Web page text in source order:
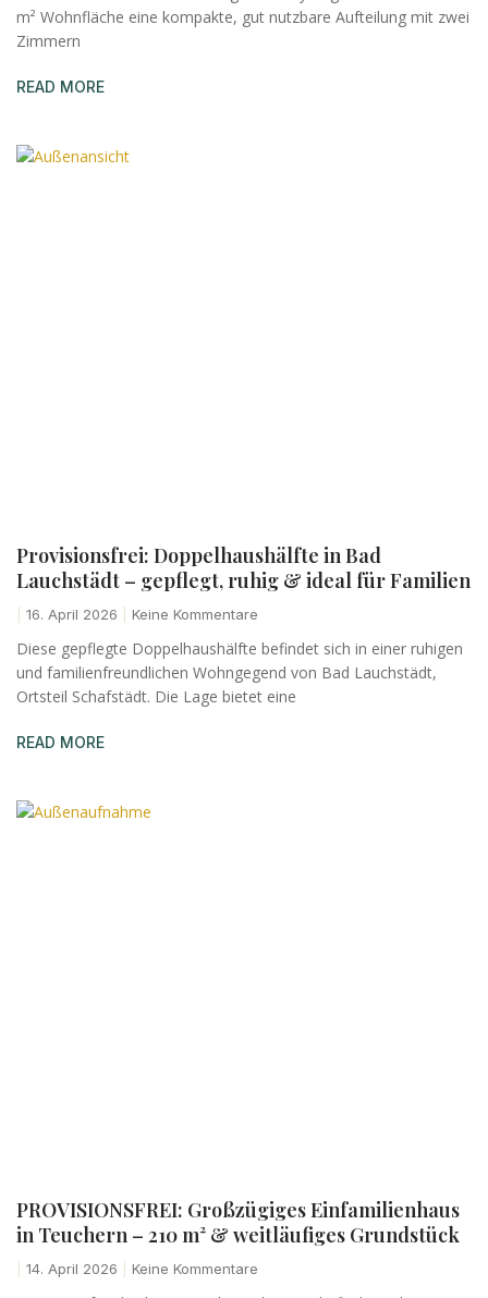
m² Wohnfläche eine kompakte, gut nutzbare Aufteilung mit zwei
Zimmern
READ MORE
Provisionsfrei: Doppelhaushälfte in Bad
Lauchstädt – gepflegt, ruhig & ideal für Familien
16. April 2026 Keine Kommentare
Diese gepflegte Doppelhaushälfte befindet sich in einer ruhigen
und familienfreundlichen Wohngegend von Bad Lauchstädt,
Ortsteil Schafstädt. Die Lage bietet eine
READ MORE
PROVISIONSFREI: Großzügiges Einfamilienhaus
in Teuchern – 210 m² & weitläufiges Grundstück
14. April 2026 Keine Kommentare